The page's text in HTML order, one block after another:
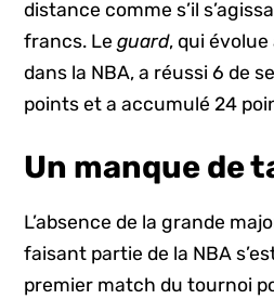
distance comme s’il
francs. Leguard, qui
dans la NBA, a réussi 6 de
points et a accumulé 24
Un manque de
L’absence de la grande
faisant partie de la NBA
premier match du tournoi